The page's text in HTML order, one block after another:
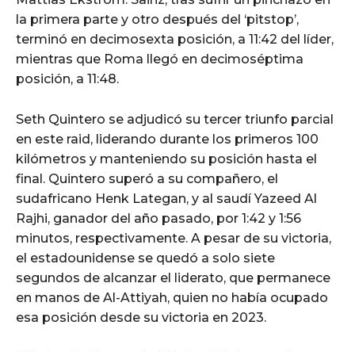
la primera parte y otro después del ‘pitstop’,
terminó en decimosexta posición, a 11:42 del líder,
mientras que Roma llegó en decimoséptima
posición, a 11:48.
Seth Quintero se adjudicó su tercer triunfo parcial
en este raid, liderando durante los primeros 100
kilómetros y manteniendo su posición hasta el
final. Quintero superó a su compañero, el
sudafricano Henk Lategan, y al saudí Yazeed Al
Rajhi, ganador del año pasado, por 1:42 y 1:56
minutos, respectivamente. A pesar de su victoria,
el estadounidense se quedó a solo siete
segundos de alcanzar el liderato, que permanece
en manos de Al-Attiyah, quien no había ocupado
esa posición desde su victoria en 2023.